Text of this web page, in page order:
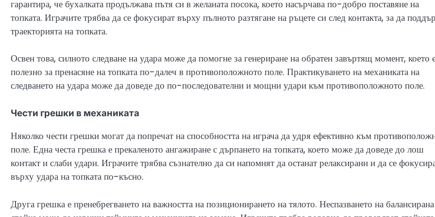
гарантира, че бухалката продължава пътя си в желаната посока, което насърчава по-добро поставяне на
топката. Играчите трябва да се фокусират върху пълното разтягане на ръцете си след контакта, за да
траекторията на топката.
Освен това, силното следване на удара може да помогне за генериране на обратен завъртящ момент, което
полезно за пренасяне на топката по-далеч в противоположното поле. Практикуването на механиката на
следването на удара може да доведе до по-последователни и мощни удари към противоположното поле.
Чести грешки в механиката
Няколко чести грешки могат да попречат на способността на играча да удря ефективно към
поле. Една честа грешка е прекаленото ангажиране с дърпането на топката, което може да доведе до лош
контакт и слаби удари. Играчите трябва съзнателно да си напомнят да останат релаксирани и да се
върху удара на топката по-късно.
Друга грешка е пренебрегването на важността на позиционирането на тялото. Неспазването на балансирана